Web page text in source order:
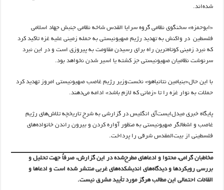
شده‌اند.
«ابوحمزه» سخنگوی نظامی گروه سرایا القدس شاخه نظامی جنبش جهاد اسلامی
فلسطین در واکنش به تهدید رژیم صهیونیستی به حمله زمینی علیه غزه تاکید کرد
که نبرد زمینی کوتاه‌ترین راه برای رسیدن مقاومت به پیروزی است و در این نبرد
سرنوشت نظامیان صهیونیستی جز کشته یا اسیر شدن نخواهد بود.
با این حال«بنیامین نتانیاهو» نخست‌وزیر رژیم غاصب صهیونیستی امروز تهدید کرد
حملات به نوار غزه را تا «زمانی که لازم باشد» ادامه می‌دهند.
پایگاه خبری میدل‌ایست‌آی انگلیس در گزارشی به شرح تاریخچه تلاش‌های رژیم
غاصب و اشغالگر صهیونیستی به منظور آواره کردن و بیرون راندن خانواده‌های
فلسطینی از بیت‌المقدس شرقی را پرداخت.
مخاطبان گرامی، محتوا و ادعاهای مطرح‌شده در این گزارش، صرفاً جهت تحلیل و
بررسی رویکردها و دیدگاه‌های اندیشکده‌های غربی منتشر شده است و ادعاها و
القائات احتمالی این مطالب هرگز مورد تأیید مشرق نیست.